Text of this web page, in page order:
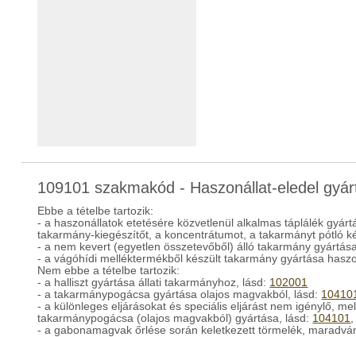
109101 szakmakód - Haszonállat-eledel
Ebbe a tételbe tartozik:
- a haszonállatok etetésére közvetlenül alkalmas táplálék
takarmány-kiegészítőt, a koncentrátumot, a takarmányt pótló
- a nem kevert (egyetlen összetevőből) álló takarmány
- a vágóhídi melléktermékből készült takarmány gyártása
Nem ebbe a tételbe tartozik:
- a halliszt gyártása állati takarmányhoz, lásd: 102001
- a takarmánypogácsa gyártása olajos magvakból, lásd:
- a különleges eljárásokat és speciális eljárást nem igénylő,
takarmánypogácsa (olajos magvakból) gyártása, lásd: 104101
- a gabonamagvak őrlése során keletkezett törmelék,